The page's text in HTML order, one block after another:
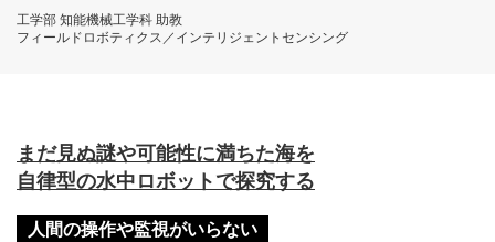
工学部 知能機械工学科 助教
フィールドロボティクス／インテリジェントセンシング
まだ見ぬ謎や可能性に満ちた海を
自律型の水中ロボットで探究する
人間の操作や監視がいらない